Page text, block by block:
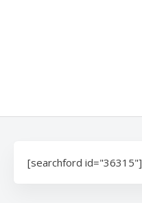
[searchford id="36315"]